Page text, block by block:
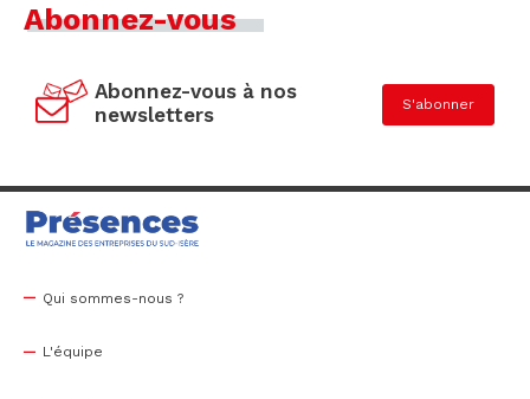
Abonnez-vous
Abonnez-vous à nos
newsletters
S'abonner
Qui sommes-nous ?
L'équipe